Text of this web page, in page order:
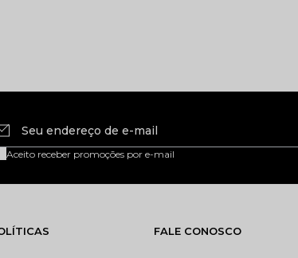
Seu endereço de e-mail
Aceito receber promoções por e-mail
FALE CONOSCO